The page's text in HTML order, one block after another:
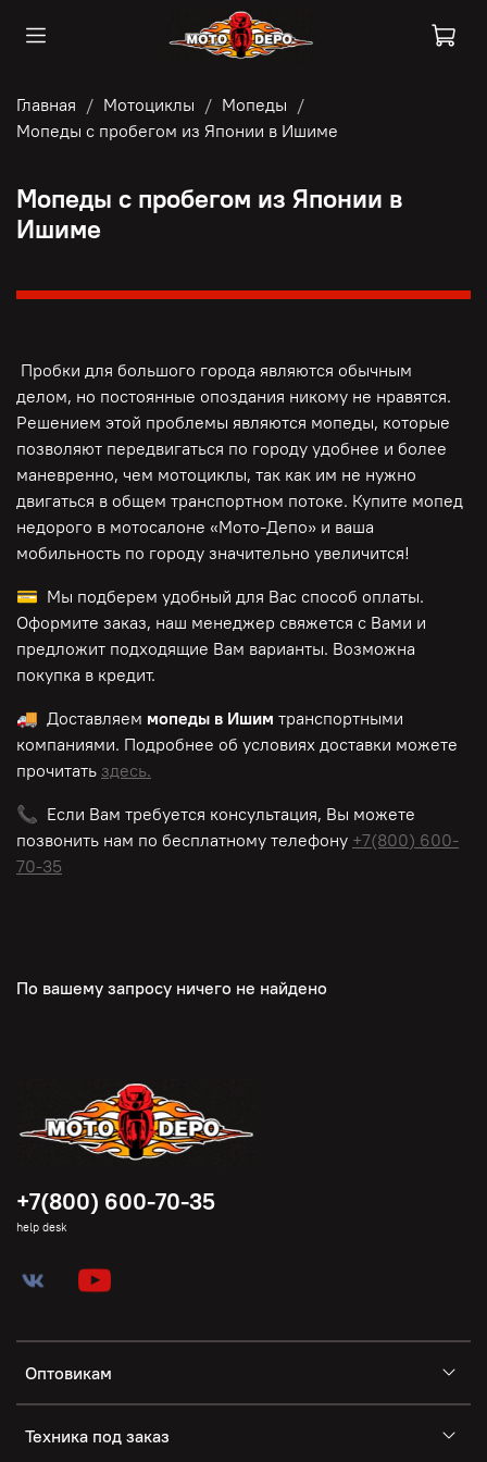
Главная Мотоциклы
Мопеды
Мопеды с пробегом из Японии в Ишиме
Мопеды с пробегом из Японии в
Ишиме
Пробки для большого города являются обычным
делом, но постоянные опоздания никому не нравятся.
Решением этой проблемы являются мопеды, которые
позволяют передвигаться по городу удобнее и более
маневренно, чем мотоциклы, так как им не нужно
двигаться в общем транспортном потоке. Купите мопед
недорого в мотосалоне «Мото-Депо» и ваша
мобильность по городу значительно увеличится!
💳 Мы подберем удобный для Вас способ оплаты.
Оформите заказ, наш менеджер свяжется с Вами и
предложит подходящие Вам варианты. Возможна
покупка в кредит.
🚚 Доставляем мопеды в Ишим транспортными
компаниями. Подробнее об условиях доставки можете
прочитать здесь.
📞 Если Вам требуется консультация, Вы можете
позвонить нам по бесплатному телефону +7(800) 600-
70-35
По вашему запросу ничего не найдено
Оптовикам
Техника под заказ
+7(800) 600-70-35
help desk